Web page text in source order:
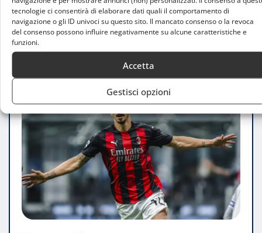
tecnologie ci consentirà di elaborare dati quali il comportamento di
navigazione o gli ID univoci su questo sito. Il mancato consenso o la revoca
del consenso possono influire negativamente su alcune caratteristiche e
funzioni.
Accetta
Gestisci opzioni
Home
Zlatan Ibrahimovic riappare a Napoli dopo un
periodo di malattia